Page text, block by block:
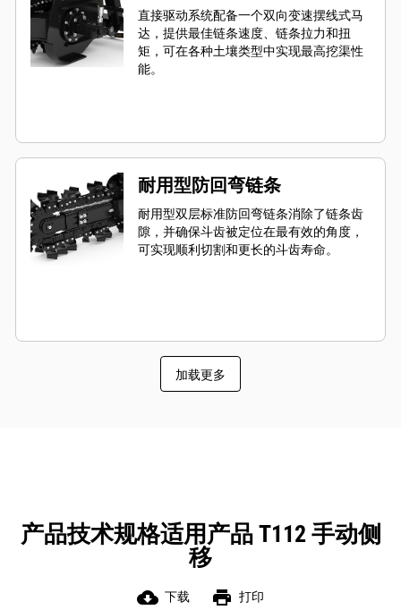
直接驱动系统配备一个双向变速摆线式马
达，提供最佳链条速度、链条拉力和扭
矩，可在各种土壤类型中实现最高挖渠性
能。
耐用型防回弯链条
耐用型双层标准防回弯链条消除了链条齿
隙，并确保斗齿被定位在最有效的角度，
可实现顺利切割和更长的斗齿寿命。
加载更多
产品技术规格适用产品 T112 手动侧
移
cloud_download 下载 print 打印